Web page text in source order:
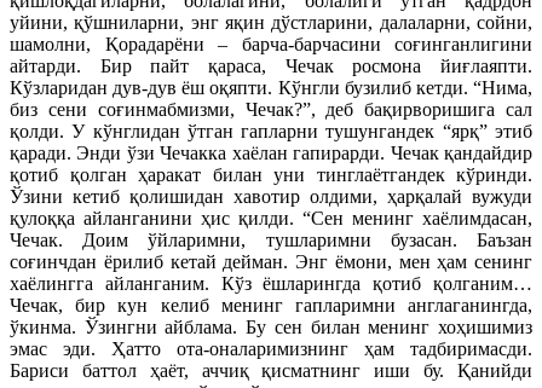
уйини, қўшниларни, энг яқин дўстларини, далаларни, сойни,
шамолни, Қорадарёни – барча-барчасини соғинганлигини
айтарди. Бир пайт қараса, Чечак росмона йиғлаяпти.
Кўзларидан дув-дув ёш оқяпти. Кўнгли бузилиб кетди. “Нима,
биз сени соғинмабмизми, Чечак?”, деб бақирворишига сал
қолди. У кўнглидан ўтган гапларни тушунгандек “ярқ” этиб
қаради. Энди ўзи Чечакка хаёлан гапирарди. Чечак қандайдир
қотиб қолган ҳаракат билан уни тинглаётгандек кўринди.
Ўзини кетиб қолишидан хавотир олдими, ҳарқалай вужуди
қулоққа айланганини ҳис қилди. “Сен менинг хаёлимдасан,
Чечак. Доим ўйларимни, тушларимни бузасан. Баъзан
соғинчдан ёрилиб кетай дейман. Энг ёмони, мен ҳам сенинг
хаёлингга айланганим. Кўз ёшларингда қотиб қолганим…
Чечак, бир кун келиб менинг гапларимни англаганингда,
ўкинма. Ўзингни айблама. Бу сен билан менинг хоҳишимиз
эмас эди. Ҳатто ота-оналаримизнинг ҳам тадбиримасди.
Бариси баттол ҳаёт, аччиқ қисматнинг иши бу. Қанийди